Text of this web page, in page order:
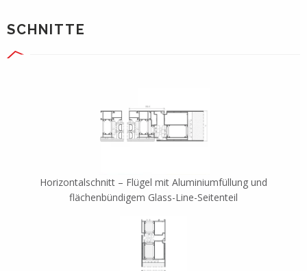
SCHNITTE
Horizontalschnitt – Flügel mit Aluminiumfüllung und
flächenbündigem Glass-Line-Seitenteil